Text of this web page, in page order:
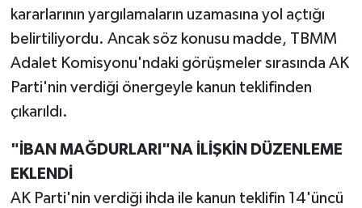
kararlarının yargılamaların uzamasına yol açtığı
belirtiliyordu. Ancak söz konusu madde, TBMM
Adalet Komisyonu'ndaki görüşmeler sırasında AK
Parti'nin verdiği önergeyle kanun teklifinden
çıkarıldı.
"İBAN MAĞDURLARI"NA İLİŞKİN DÜZENLEME
EKLENDİ
AK Parti'nin verdiği ihda ile kanun teklifin 14'üncü